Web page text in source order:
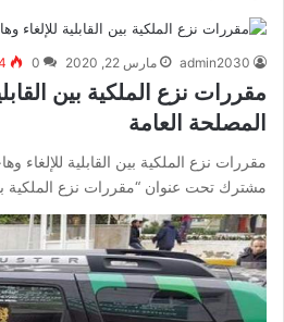
admin2030 مارس 22, 2020 0
مقررات نزع الملكية بين
المصلحة العامة
مقررات نزع الملكية بين القابلية
مشترك تحت عنوان “مقررات نزع الملكية